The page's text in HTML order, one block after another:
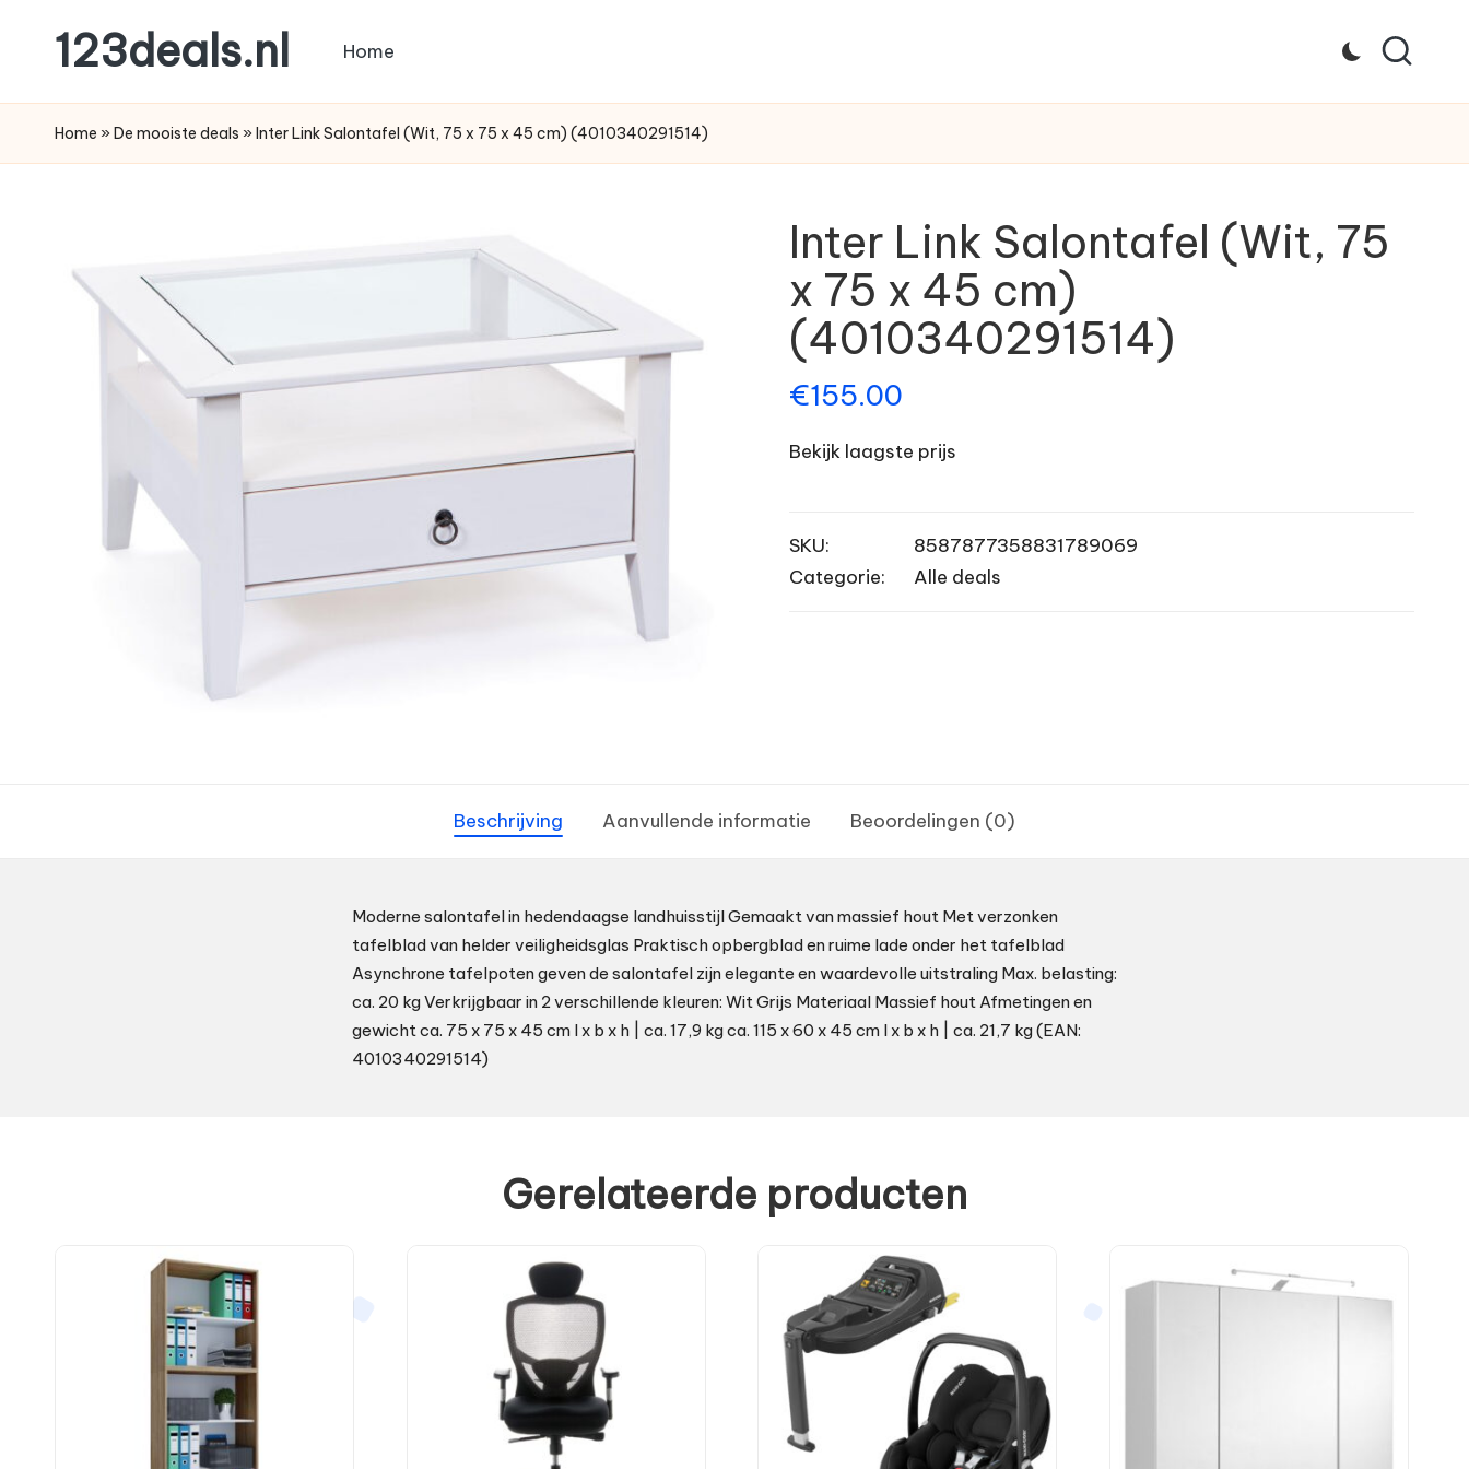
123deals.nl
leukste
deals
Home
Home » De mooiste deals » Inter Link Salontafel (Wit, 75 x 75 x 45 cm) (4010340291514)
Inter Link Salontafel (Wit, 75
x 75 x 45 cm)
(4010340291514)
€155.00
Bekijk laagste prijs
SKU:
8587877358831789069
Categorie:
Alle deals
Beschrijving Aanvullende informatie Beoordelingen (0)
Moderne salontafel in hedendaagse landhuisstijl Gemaakt van massief hout Met verzonken
tafelblad van helder veiligheidsglas Praktisch opbergblad en ruime lade onder het tafelblad
Asynchrone tafelpoten geven de salontafel zijn elegante en waardevolle uitstraling Max. belasting:
ca. 20 kg Verkrijgbaar in 2 verschillende kleuren: Wit Grijs Materiaal Massief hout Afmetingen en
gewicht ca. 75 x 75 x 45 cm l x b x h | ca. 17,9 kg ca. 115 x 60 x 45 cm l x b x h | ca. 21,7 kg (EAN:
4010340291514)
Gerelateerde producten